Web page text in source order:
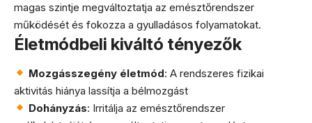
magas szintje megváltoztatja az emésztőrendszer
működését és fokozza a gyulladásos folyamatokat.
Életmódbeli kiváltó tényezők
Mozgásszegény életmód: A rendszeres fizikai
aktivitás hiánya lassítja a bélmozgást
Dohányzás: Irritálja az emésztőrendszer